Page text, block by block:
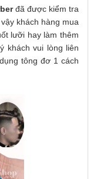
đã được kiểm tra
khách hàng mua
lưỡi hay làm thêm
khách vui lòng liên
tông đơ 1 cách